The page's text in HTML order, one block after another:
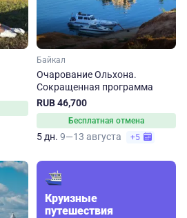
Байкал
Очарование Ольхона.
Сокращенная программа
RUB 46,700
Бесплатная отмена
5 дн. 9—13 августа +5
Круизные
путешествия